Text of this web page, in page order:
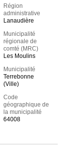
Région
administrative
Lanaudière
Municipalité
régionale de
comté (MRC)
Les Moulins
Municipalité
Terrebonne
(Ville)
Code
géographique de
la municipalité
64008